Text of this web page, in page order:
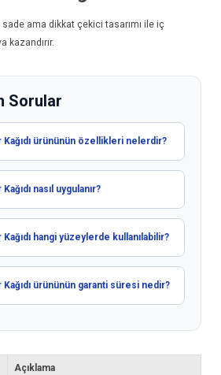
, sade ama dikkat çekici tasarımı ile iç
kazandırır.
Sorular
Kağıdı ürününün özellikleri nelerdir?
nasıl uygulanır?
hangi yüzeylerde kullanılabilir?
ürününün garanti süresi nedir?
Açıklama